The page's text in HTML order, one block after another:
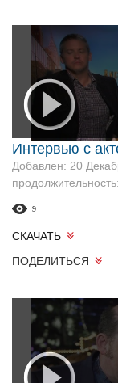
Интервью с
Добавлен: 20
9
СКАЧАТЬ
ПОДЕЛИТЬСЯ